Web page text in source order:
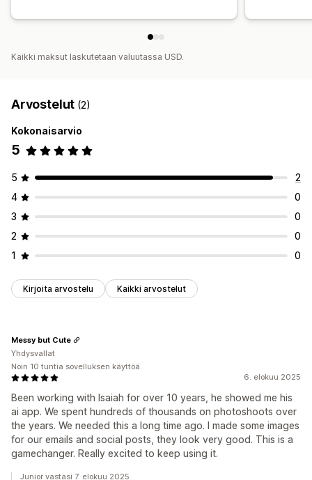
Kaikki maksut laskutetaan valuutassa USD.
Arvostelut (2)
Kokonaisarvio
5
5
2
4
0
3
0
2
0
1
0
Kirjoita arvostelu Kaikki arvostelut
6. elokuu 2025
Been working with Isaiah for over 10 years, he showed me his
ai app. We spent hundreds of thousands on photoshoots over
the years. We needed this a long time ago. I made some images
for our emails and social posts, they look very good. This is a
gamechanger. Really excited to keep using it.
Messy but Cute
Yhdysvallat
Noin 10 tuntia sovelluksen käyttöä
Junior vastasi 7. elokuu 2025